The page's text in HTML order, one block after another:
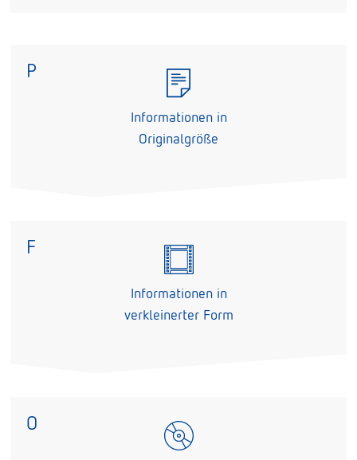
Informationen in
Originalgröße
P
Informationen in
verkleinerter Form
F
O